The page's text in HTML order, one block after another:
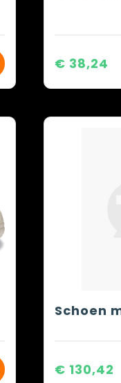
€ 38,24
Schoen
€ 130,42